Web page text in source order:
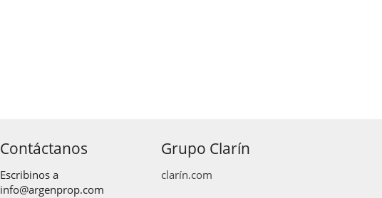
Contáctanos
Escribinos a
info@argenprop.com
Grupo Clarín
clarín.com